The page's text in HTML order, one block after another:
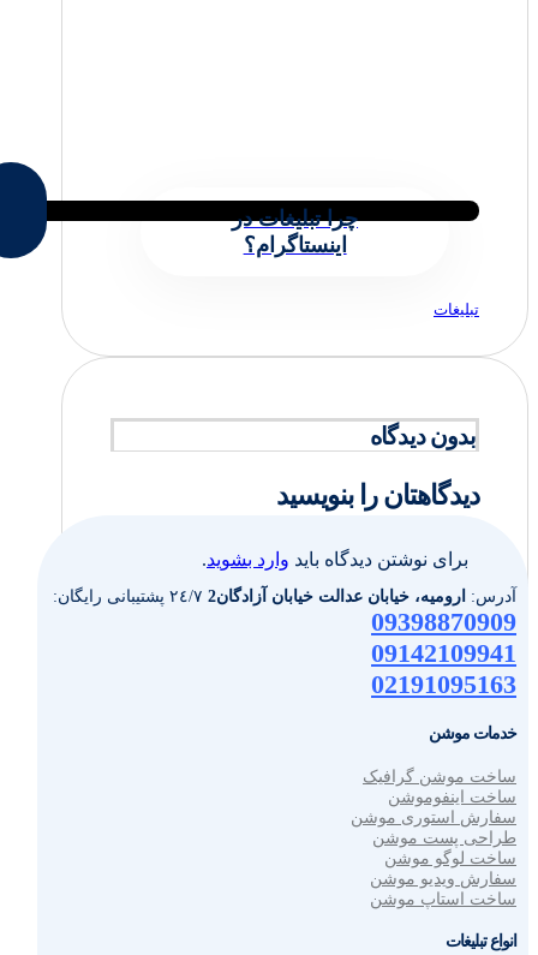
چرا تبلیغات در
اینستاگرام؟
تبلیغات
بدون دیدگاه
دیدگاهتان را بنویسید
برای نوشتن دیدگاه باید وارد بشوید.
آدرس: ارومیه، خیابان عدالت خیابان آزادگان2 ٢٤/٧ پشتیبانی رایگان:
09398870909
09142109941
02191095163
خدمات موشن
ساخت موشن گرافیک
ساخت اینفوموشن
سفارش استوری موشن
طراحی پست موشن
ساخت لوگو موشن
سفارش ویدیو موشن
ساخت استاپ موشن
انواع تبلیغات